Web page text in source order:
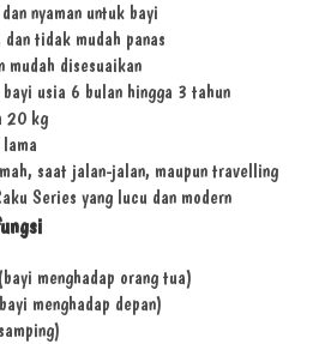
nyaman untuk bayi
tidak mudah panas
mudah disesuaikan
usia 6 bulan hingga 3 tahun
20 kg
saat jalan-jalan, maupun travelling
Series yang lucu dan modern
menghadap orang tua)
menghadap depan)